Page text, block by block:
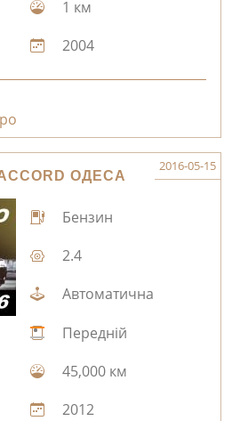
1 км
2004
ОДЕСА
2016-05-15
Бензин
2.4
Автоматична
Передній
45,000 км
2012